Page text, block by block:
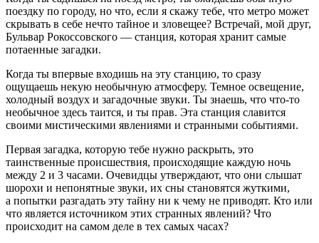
поездку по городу, но что, если я скажу тебе, что метро может
скрывать в себе нечто тайное и зловещее? Встречай, мой друг,
Бульвар Рокоссовского — станция, которая хранит самые
потаенные загадки.
Когда ты впервые входишь на эту станцию, то сразу
ощущаешь некую необычную атмосферу. Темное освещение,
холодный воздух и загадочные звуки. Ты знаешь, что что-то
необычное здесь таится, и ты прав. Эта станция славится
своими мистическими явлениями и странными событиями.
Первая загадка, которую тебе нужно раскрыть, это
таинственные происшествия, происходящие каждую ночь
между 2 и 3 часами. Очевидцы утверждают, что они слышат
шорохи и непонятные звуки, их сны становятся жуткими,
а попытки разгадать эту тайну ни к чему не приводят. Кто или
что является источником этих странных явлений? Что
происходит на самом деле в тех самых часах?